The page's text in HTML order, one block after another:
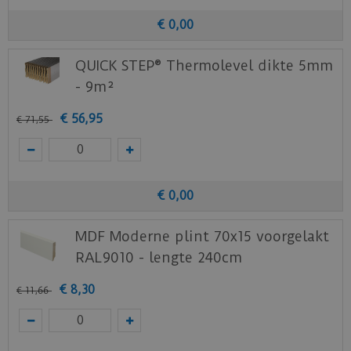
€ 0,00
QUICK STEP® Thermolevel dikte 5mm
- 9m²
€ 71,55 € 56,95
€ 0,00
MDF Moderne plint 70x15 voorgelakt
RAL9010 - lengte 240cm
€ 11,66 € 8,30